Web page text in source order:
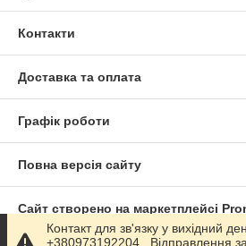
Контакти
Доставка та оплата
Графік роботи
Повна версія сайту
Сайт створено на маркетплейсі
Контакт для зв'язку у вихідний
+380973192204 . Відправлення